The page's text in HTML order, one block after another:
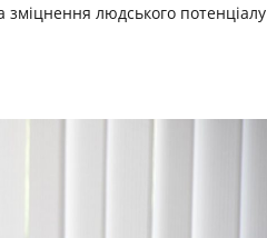
людського потенціалу